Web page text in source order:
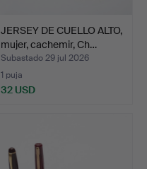
JERSEY DE CUELLO ALTO,
mujer, cachemir, Ch…
Subastado 29 jul 2026
1 puja
32 USD